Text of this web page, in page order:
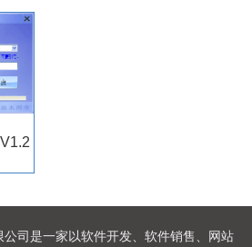
司是一家以软件开发、软件销售、网站